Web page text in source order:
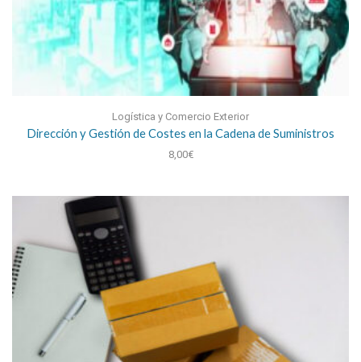
Logística y Comercio Exterior
Dirección y Gestión de Costes en la Cadena de Suministros
8,00€